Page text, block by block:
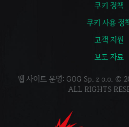
쿠키 정책
쿠키 사용 정
고객 지원
보도 자료
웹 사이트 운영: GOG Sp. z o.o. ©
ALL RIGHTS